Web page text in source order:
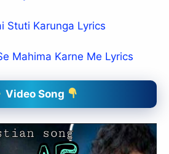
Stuti Karunga Lyrics
Mahima Karne Me Lyrics
Video Song